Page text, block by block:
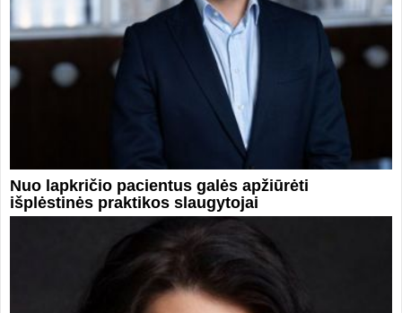
Nuo lapkričio pacientus galės apžiūrėti
išplėstinės praktikos slaugytojai